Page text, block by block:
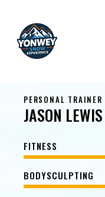
PERSONAL TRAINER
JASON LEWIS
FITNESS
BODYSCULPTING